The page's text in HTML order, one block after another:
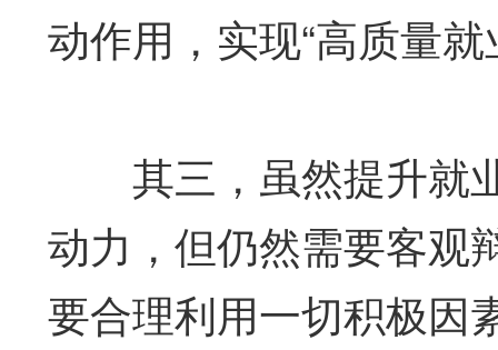
动作用，实现“高质量就
其三，虽然提升就
动力，但仍然需要客观
要合理利用一切积极因